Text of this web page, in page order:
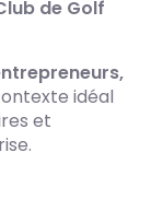
de Golf
idéal
et